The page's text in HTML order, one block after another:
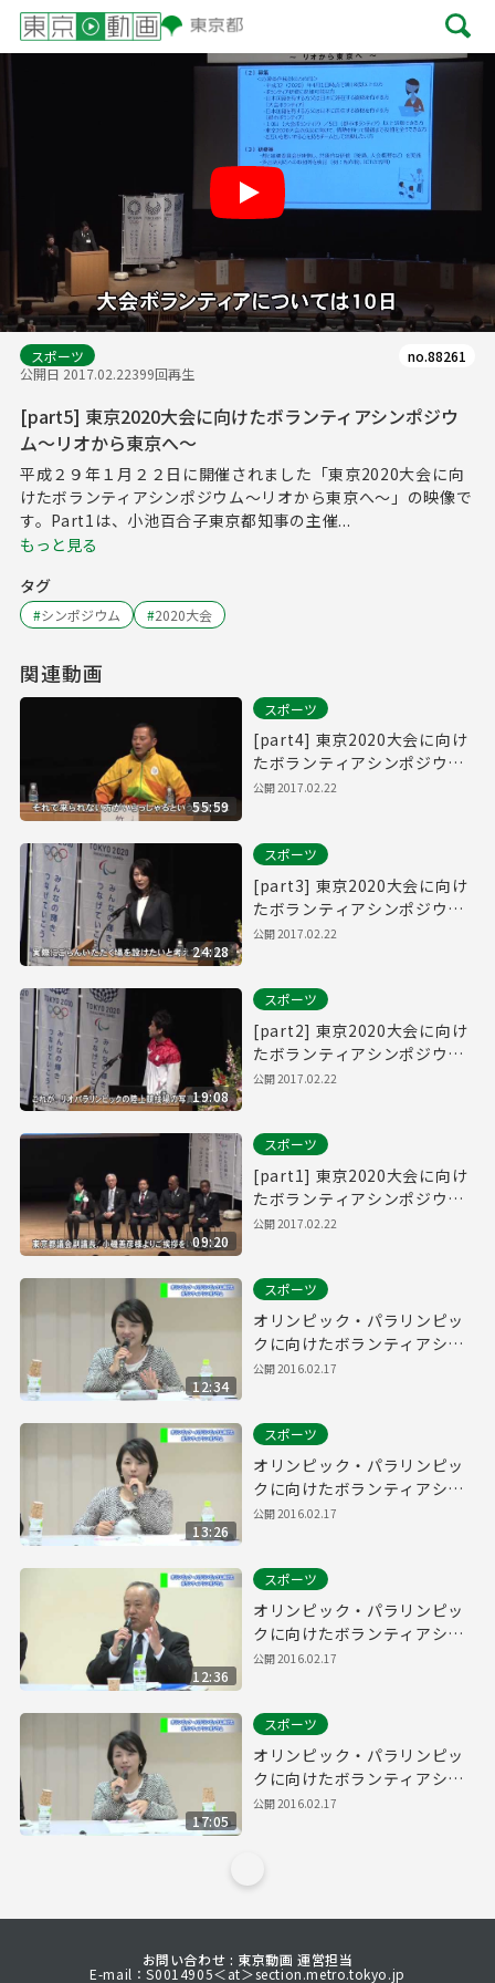
スポーツ
公開日 2017.02.22399回再生
no.88261
[part5] 東京2020大会に向けたボランティアシンポジウ
ム～リオから東京へ～
平成２９年１月２２日に開催されました「東京2020大会に向
けたボランティアシンポジウム～リオから東京へ～」の映像で
す。Part1は、小池百合子東京都知事の主催...
もっと見る
タグ
#シンポジウム #2020大会
関連動画
55:59
スポーツ
[part4] 東京2020大会に向け
たボランティアシンポジウム~
リオから東京へ~
公開2017.02.22
24:28
スポーツ
[part3] 東京2020大会に向け
たボランティアシンポジウム
～リオから東京へ～
公開2017.02.22
19:08
スポーツ
[part2] 東京2020大会に向け
たボランティアシンポジウム
～リオから東京へ～
公開2017.02.22
09:20
スポーツ
[part1] 東京2020大会に向け
たボランティアシンポジウム
～リオから東京へ～
公開2017.02.22
12:34
スポーツ
オリンピック・パラリンピッ
クに向けたボランティアシン
ポジウム(Part7)
公開2016.02.17
13:26
スポーツ
オリンピック・パラリンピッ
クに向けたボランティアシン
ポジウム(Part6)
公開2016.02.17
12:36
スポーツ
オリンピック・パラリンピッ
クに向けたボランティアシン
ポジウム(Part5)
公開2016.02.17
17:05
スポーツ
オリンピック・パラリンピッ
クに向けたボランティアシン
ポジウム(Part4)
公開2016.02.17
お問い合わせ : 東京動画 運営担当
E-mail：S0014905＜at＞section.metro.tokyo.jp